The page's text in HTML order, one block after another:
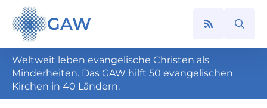
GAW
Search
Weltweit leben evangelische Christen als
Minderheiten. Das GAW hilft 50 evangelischen
Kirchen in 40 Ländern.